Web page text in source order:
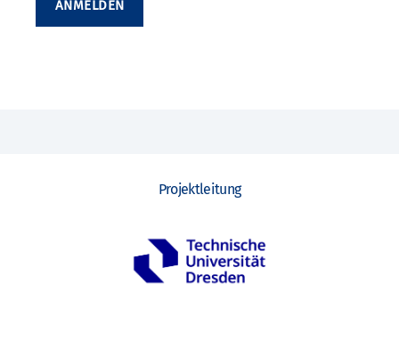
ANMELDEN
Projektleitung